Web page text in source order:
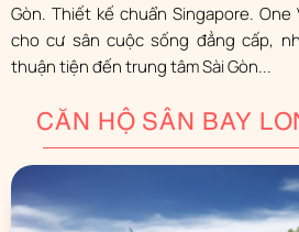
Gòn. Thiết kế chuẩn Singapore. One
cho cư sân cuộc sống đẳng cấp,
thuận tiện đến trung tâm Sài Gòn...
CĂN HỘ SÂN BAY